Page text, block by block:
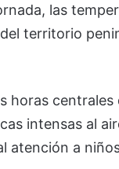
las
territorio
horas
intensas al
atención a